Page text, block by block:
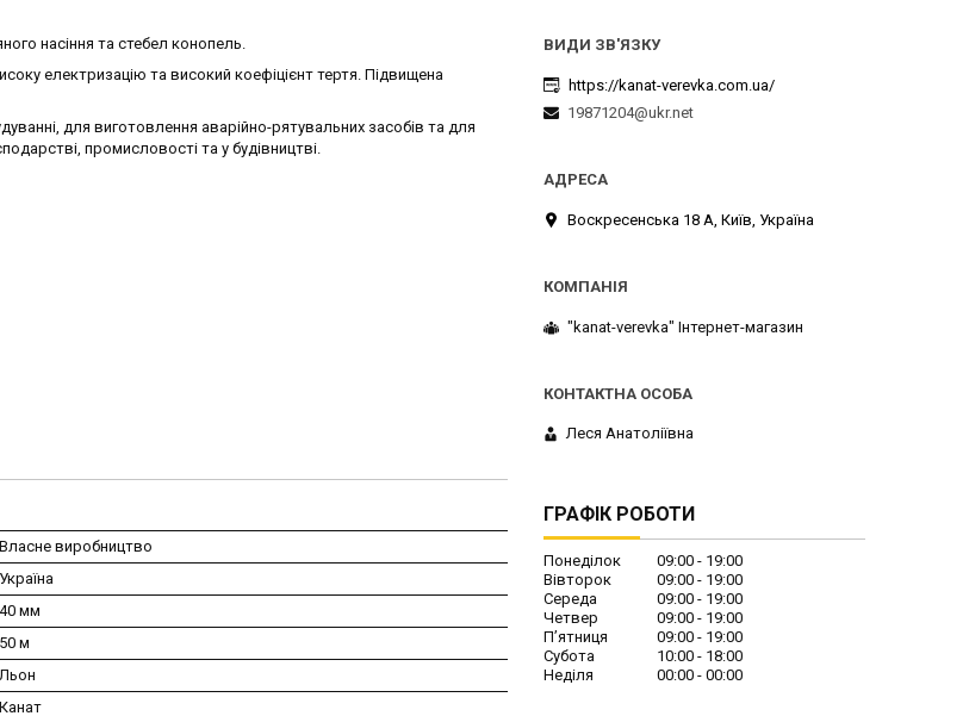
насіння та стебел конопель.
електризацію та високий коефіцієнт тертя. Підвищена
для виготовлення аварійно-рятувальних засобів та для
промисловості та у будівництві.
Власне виробництво
Україна
40 мм
50 м
Льон
Канат
https://kanat-verevka.com.ua/
19871204@ukr.net
Воскресенська 18 А, Київ, Україна
"kanat-verevka" Інтернет-магазин
Леся Анатоліївна
ГРАФІК РОБОТИ
Понеділок 09:00
19:00
Вівторок
09:00
19:00
Середа
09:00
19:00
Четвер
09:00
19:00
Пʼятниця
09:00
19:00
Субота
10:00
18:00
Неділя
00:00 00:00